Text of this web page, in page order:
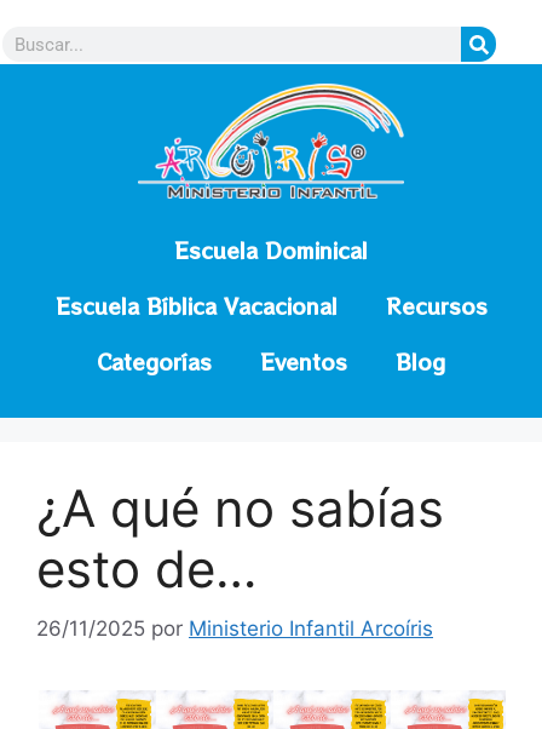
Escuela Dominical
Escuela Bíblica Vacacional
Recursos
Categorías
Eventos Blog
¿A qué no sabías
esto de…
26/11/2025 por Ministerio Infantil Arcoíris